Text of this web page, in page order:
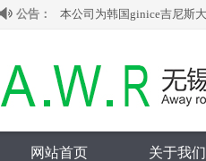
公告：
网站首页 关于我们